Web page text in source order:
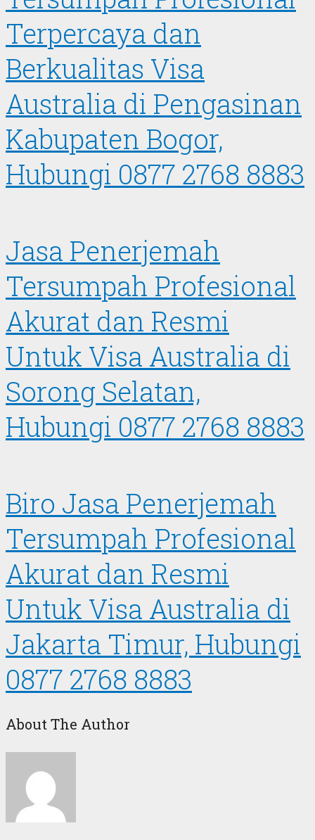
Terpercaya dan
Berkualitas Visa
Australia di Pengasinan
Kabupaten Bogor,
Hubungi 0877 2768 8883
Jasa Penerjemah
Tersumpah Profesional
Akurat dan Resmi
Untuk Visa Australia di
Sorong Selatan,
Hubungi 0877 2768 8883
Biro Jasa Penerjemah
Tersumpah Profesional
Akurat dan Resmi
Untuk Visa Australia di
Jakarta Timur, Hubungi
0877 2768 8883
About The Author